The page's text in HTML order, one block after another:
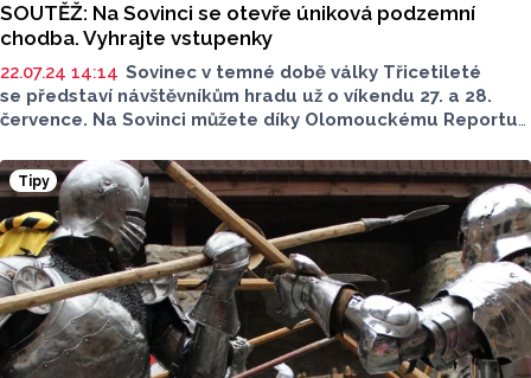
SOUTĚŽ: Na Sovinci se otevře úniková podzemní
chodba. Vyhrajte vstupenky
22.07.24 14:14 Sovinec v temné době války Třicetileté
se představí návštěvníkům hradu už o víkendu 27. a 28.
července. Na Sovinci můžete díky Olomouckému Reportu
do soutěže pod článkem o rodinné vstupenky. Soutěž byla
ukončena.
Tipy